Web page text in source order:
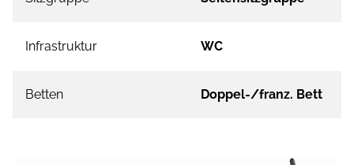
Infrastruktur WC
Betten Doppel-/franz. Bett